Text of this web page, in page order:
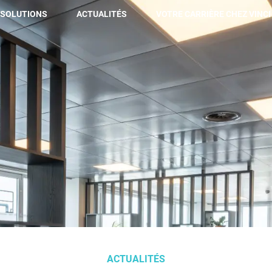
ACTUALITÉS VOTRE CARRIÈRE CHEZ
Nos solutions
Maintenance technique & cycle de vie du bâtiment
Maintenance prédictive
Renouvellement et rénovation des installations
Hospitality & attractivité des espaces
Aménagement des bureaux
ACTUALITÉS